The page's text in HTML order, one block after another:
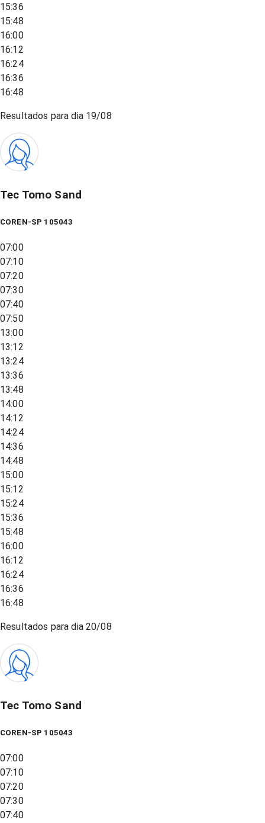
15:36
15:48
16:00
16:12
16:24
16:36
16:48
Resultados para dia 19/08
Tec Tomo Sand
COREN-SP 105043
07:00
07:10
07:20
07:30
07:40
07:50
13:00
13:12
13:24
13:36
13:48
14:00
14:12
14:24
14:36
14:48
15:00
15:12
15:24
15:36
15:48
16:00
16:12
16:24
16:36
16:48
Resultados para dia20/08
Tec Tomo Sand
COREN-SP 105043
07:00
07:10
07:20
07:30
07:40